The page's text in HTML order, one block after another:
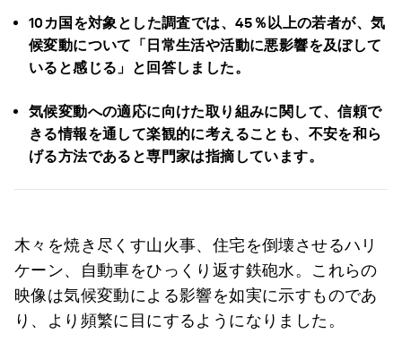
10カ国を対象とした調査では、45％以上の若者が、気
候変動について「日常生活や活動に悪影響を及ぼして
いると感じる」と回答しました。
気候変動への適応に向けた取り組みに関して、信頼で
きる情報を通して楽観的に考えることも、不安を和ら
げる方法であると専門家は指摘しています。
木々を焼き尽くす山火事、住宅を倒壊させるハリ
ケーン、自動車をひっくり返す鉄砲水。これらの
映像は気候変動による影響を如実に示すものであ
り、より頻繁に目にするようになりました。